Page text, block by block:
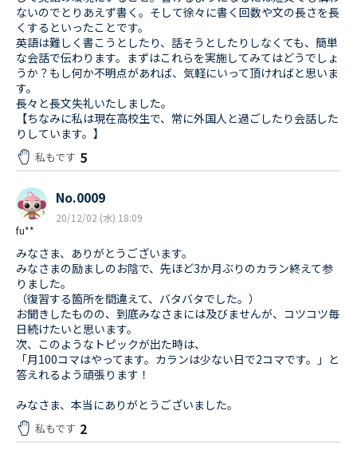
ないのでとりあえず書く。そして徐々に書く回数や文の長さを長
くするといったことです。
英語は難しく書こうとしたり、話そうとしたりしなくても、簡単
な会話で伝わります。まずはこれらを実施してみてはどうでしょ
うか？もし何か不明点があれば、気軽にいって頂ければと思いま
す。
長々と長文失礼いたしました。
【ちなみに私は現在高校生で、常に外国人と過ごしたり会話した
りしています。】
私もです 5
fu**
No.0009
20/12/02 (水) 18:09
みなさま、ありがとうございます。
みなさまの励ましのお陰で、先ほど3か月ぶりのカラン終えて参
りました。
（復習する箇所を間違えて、バタバタでした。）
お聞きしたものの、到底みなさまには及びませんが、コツコツ毎
日続けたいと思います。
次、このようなトピックが出た時は、
「月100コマはやってます。カランは少ない日で2コマです。」と
答えれるよう頑張ります！
みなさま、本当にありがとうございました。
私もです 2